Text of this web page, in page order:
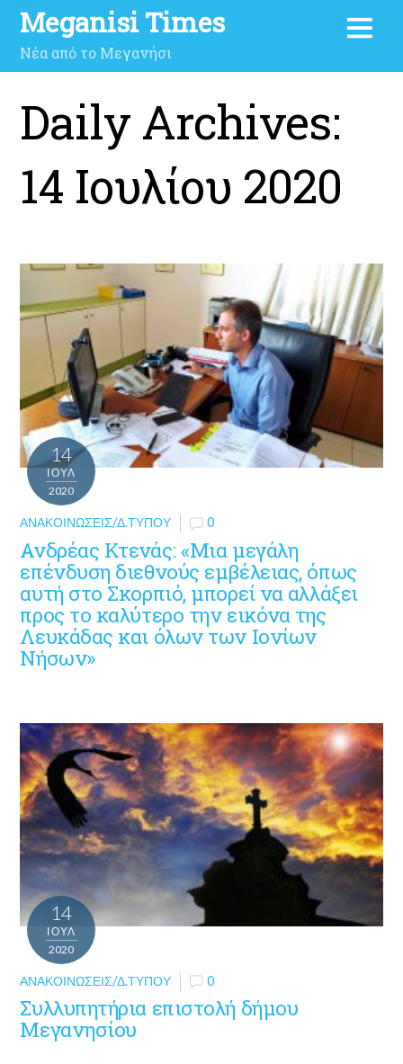
Meganisi Times
Νέα από το Μεγανήσι
Daily Archives:
14 Ιουλίου 2020
14
ΙΟΎΛ
2020
ΑΝΑΚΟΙΝΏΣΕΙΣ/Δ.ΤΎΠΟΥ 0
Ανδρέας Κτενάς: «Μια μεγάλη
επένδυση διεθνούς εμβέλειας, όπως
αυτή στο Σκορπιό, μπορεί να αλλάξει
προς το καλύτερο την εικόνα της
Λευκάδας και όλων των Ιονίων
Νήσων»
14
ΙΟΎΛ
2020
ΑΝΑΚΟΙΝΏΣΕΙΣ/Δ.ΤΎΠΟΥ 0
Συλλυπητήρια επιστολή δήμου
Μεγανησίου